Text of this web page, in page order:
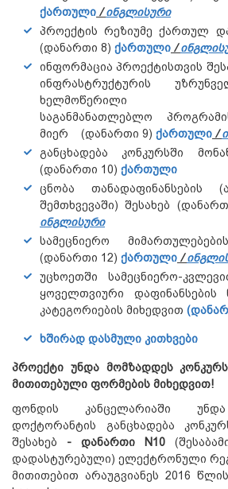
ქართული /ინგლისური
პროექტის რეზიუმე ქართულ
(დანართი 8) ქართული /
ინფორმაცია პროექტისთვის
ინფრასტრუქტურის
ხელმოწერილი
საგანმანათლებლო
მიერ (დანართი 9) ქართული /
განცხადება კონკურსში
(დანართი 10) ქართული
ცნობა თანადაფინანსების
შემთხვევაში) შესახებ
ინგლისური
სამეცნიერო
(დანართი 12) ქართული /
უცხოეთში სამეცნიერო-
ყოველთვიური დაფინანსების
კატეგორიების მიხედვით
ხშირად დასმული კითხვები
პროექტი უნდა მომზადდეს
მითითებული ფორმების მიხედვით!
ფონდის კანცელარიაში
დოქტორანტის განცხადება
შესახებ - დანართი N10
დადასტურებული) ელექტრონული
მითითებით არაუგვიანეს 2016